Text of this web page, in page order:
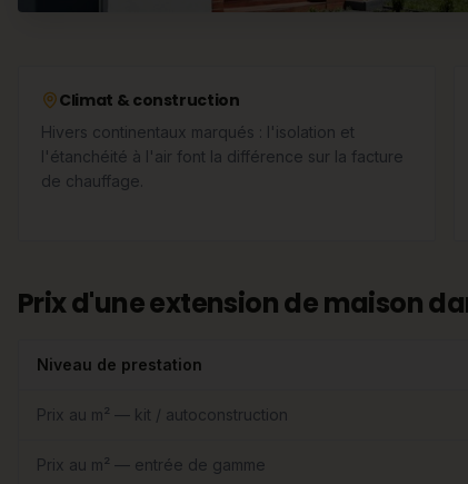
Climat & construction
Hivers continentaux marqués : l'isolation et
l'étanchéité à l'air font la différence sur la facture
de chauffage.
Prix d'une extension de maison
Niveau de prestation
Prix au m² — kit / autoconstruction
Prix au m² — entrée de gamme